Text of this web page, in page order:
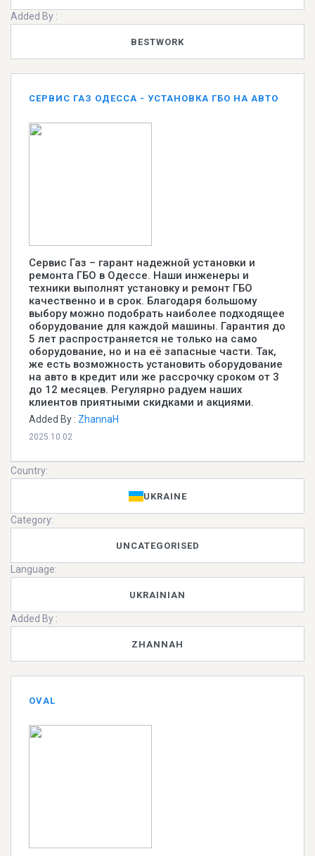
Added By :
BESTWORK
СЕРВИС ГАЗ ОДЕССА - УСТАНОВКА ГБО НА АВТО
Сервис Газ – гарант надежной установки и
ремонта ГБО в Одессе. Наши инженеры и
техники выполнят установку и ремонт ГБО
качественно и в срок. Благодаря большому
выбору можно подобрать наиболее подходящее
оборудование для каждой машины. Гарантия до
5 лет распространяется не только на само
оборудование, но и на её запасные части. Так,
же есть возможность установить оборудование
на авто в кредит или же рассрочку сроком от 3
до 12 месяцев. Регулярно радуем наших
клиентов приятными скидками и акциями.
Added By : ZhannaH
2025.10.02
Country:
UKRAINE
Category:
UNCATEGORISED
Language:
UKRAINIAN
Added By :
ZHANNAH
OVAL